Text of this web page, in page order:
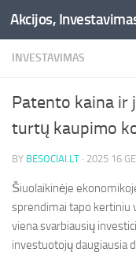
Skip to content
INVESTAVIMAS
Patento kaina ir
turtų kaupimo
BY BESOCIAI.LT · 2025 16
Šiuolaikinėje
sprendimai tapo kertiniu
viena svarbiausių
investuotojų daugiausia